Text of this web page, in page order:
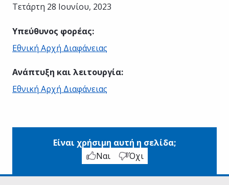
Τετάρτη 28 Ιουνίου, 2023
Υπεύθυνος φορέας:
Εθνική Αρχή Διαφάνειας
Ανάπτυξη και λειτουργία:
Εθνική Αρχή Διαφάνειας
Είναι χρήσιμη αυτή η σελίδα;
Ναι
Όχι